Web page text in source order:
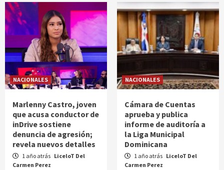
NACIONALES
Marlenny Castro, joven
que acusa conductor de
inDrive sostiene
denuncia de agresión;
revela nuevos detalles
1 año atrás LiceloT Del
Carmen Perez
NACIONALES
Cámara de Cuentas
aprueba y publica
informe de auditoría a
la Liga Municipal
Dominicana
1 año atrás LiceloT Del
Carmen Perez